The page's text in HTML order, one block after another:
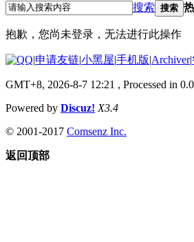
搜索 搜索
抱歉，您尚未登录，无法进行此操作
|申请友链|小黑屋|手机版|Archiver|
GMT+8, 2026-8-7 12:21 , Processed in
Powered by Discuz! X3.4
© 2001-2017 Comsenz Inc.
返回顶部